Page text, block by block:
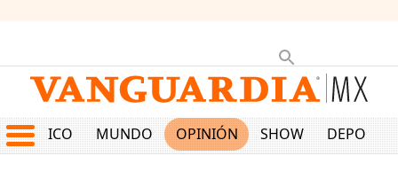
MÉXICO MUNDO OPINIÓN SHOW DEPORTES